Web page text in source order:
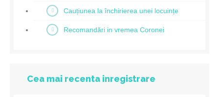
Cauțiunea la închirierea unei locuințe
Recomandări in vremea Coronei
Cea mai recenta inregistrare